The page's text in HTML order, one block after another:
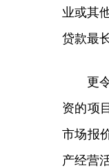
业或其
贷款最
更
资的项
市场报
产经营